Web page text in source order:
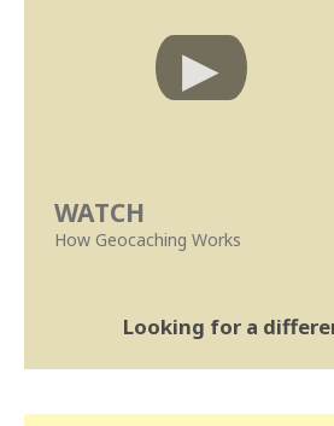
WATCH
How Geocaching Works
Looking for a